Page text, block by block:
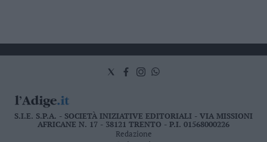
S.I.E. S.P.A. - SOCIETÀ INIZIATIVE EDITORIALI - VIA MISSIONI
AFRICANE N. 17 - 38121 TRENTO - P.I. 01568000226
Redazione